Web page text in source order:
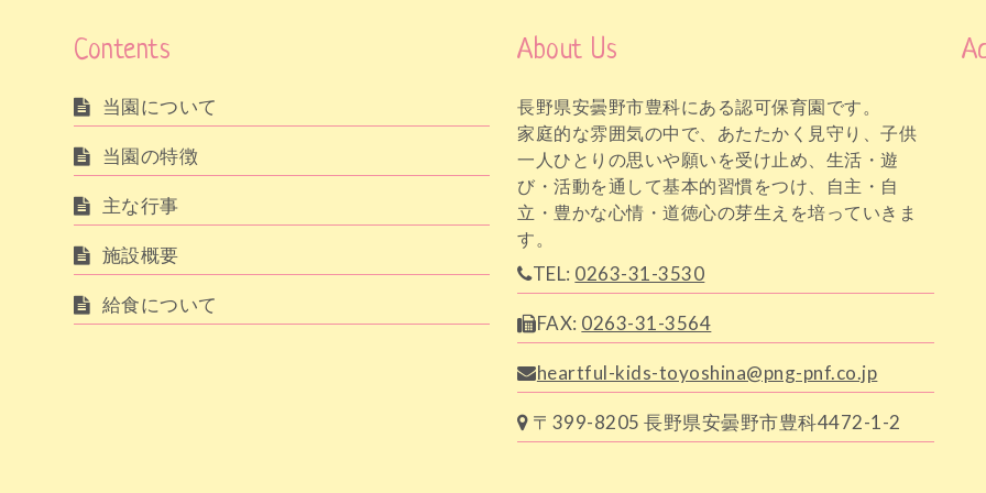
Contents
当園について
当園の特徴
主な行事
施設概要
給食について
About Us
長野県安曇野市豊科にある認可保育園です。
家庭的な雰囲気の中で、あたたかく見守り、子供
一人ひとりの思いや願いを受け止め、生活・遊
び・活動を通して基本的習慣をつけ、自主・自
立・豊かな心情・道徳心の芽生えを培っていきま
す。
TEL: 0263-31-3530
FAX: 0263-31-3564
heartful-kids-toyoshina@png-pnf.co.jp
〒399-8205 長野県安曇野市豊科4472-1-2